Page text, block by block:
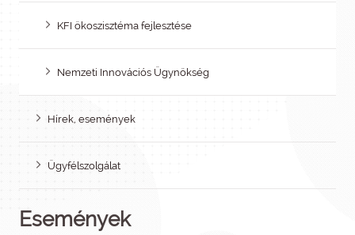
KFI ökoszisztéma fejlesztése
Nemzeti Innovációs Ügynökség
Hírek, események
Ügyfélszolgálat
Események